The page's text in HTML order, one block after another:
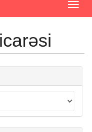
N
a
t
o
n
T
o
n
v
g